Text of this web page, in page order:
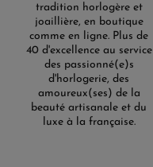
tradition horlogère et
joaillière, en boutique
comme en ligne. Plus de
40 d'excellence au service
des passionné(e)s
d'horlogerie, des
amoureux(ses) de la
beauté artisanale et du
luxe à la française.